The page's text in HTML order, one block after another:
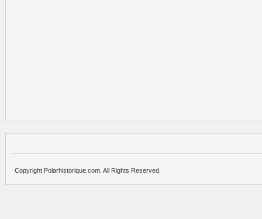
Copyright Polarhistorique.com. All Rights Reserved.